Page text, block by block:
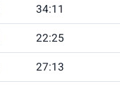
34:11
22:25
27:13